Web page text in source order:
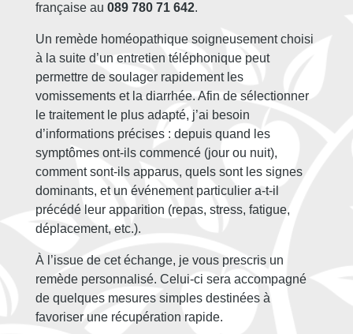
française au 089 780 71 642.
Un remède homéopathique soigneusement choisi
à la suite d’un entretien téléphonique peut
permettre de soulager rapidement les
vomissements et la diarrhée. Afin de sélectionner
le traitement le plus adapté, j’ai besoin
d’informations précises : depuis quand les
symptômes ont-ils commencé (jour ou nuit),
comment sont-ils apparus, quels sont les signes
dominants, et un événement particulier a-t-il
précédé leur apparition (repas, stress, fatigue,
déplacement, etc.).
À l’issue de cet échange, je vous prescris un
remède personnalisé. Celui-ci sera accompagné
de quelques mesures simples destinées à
favoriser une récupération rapide.